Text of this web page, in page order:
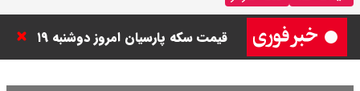
قیمت سکه پارسیان امروز دوشنبه ۱۹